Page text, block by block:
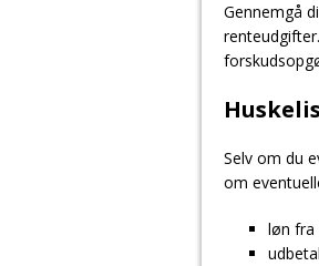
Gennemgå
Selv om du
om
løn fra